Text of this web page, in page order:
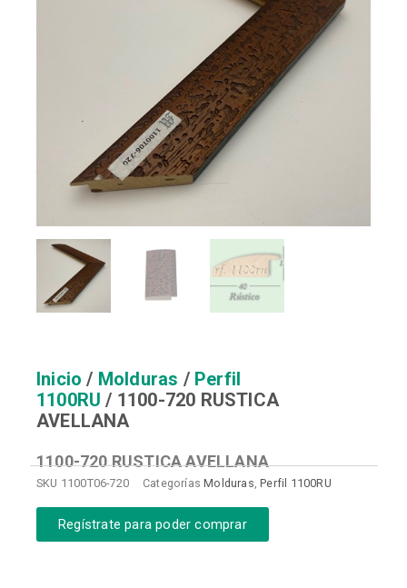
Inicio / Molduras / Perfil
1100RU / 1100-720 RUSTICA
AVELLANA
1100-720 RUSTICA AVELLANA
SKU 1100T06-720 Categorías Molduras ,Perfil 1100RU
Regístrate para poder comprar